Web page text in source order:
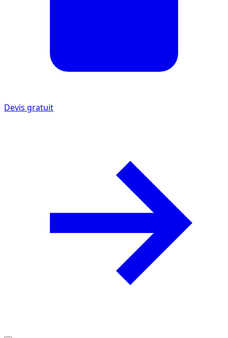
Devis gratuit